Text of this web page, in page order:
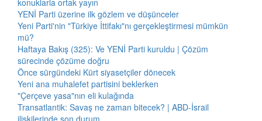
konuklarla ortak yayın
YENİ Parti üzerine ilk gözlem ve düşünceler
Yeni Parti'nin "Türkiye İttifakı"nı gerçekleştirmesi mümkün
mü?
Haftaya Bakış (325): Ve YENİ Parti kuruldu | Çözüm
sürecinde çözüme doğru
Önce sürgündeki Kürt siyasetçiler dönecek
Yeni ana muhalefet partisini beklerken
"Çerçeve yasa"nın eli kulağında
Transatlantik: Savaş ne zaman bitecek? | ABD-İsrail
ilişkilerinde son durum